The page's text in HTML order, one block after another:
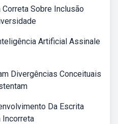
Sobre Inclusão
Artificial Assinale
Divergências Conceituais
Da Escrita
Incorreta